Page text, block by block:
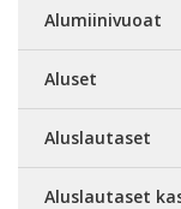
Alumiinivuoat
Aluset
Aluslautaset
Aluslautaset